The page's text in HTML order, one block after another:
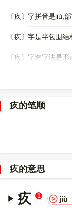
〔疚〕字拼音是jiù,
〔疚〕字是半包围
〔疚〕字造字法是形
〔疚〕字的UNICODE
0000759A，
〔疚〕字的异体字是
疚的笔顺
疚的意思
疚 1 jiù